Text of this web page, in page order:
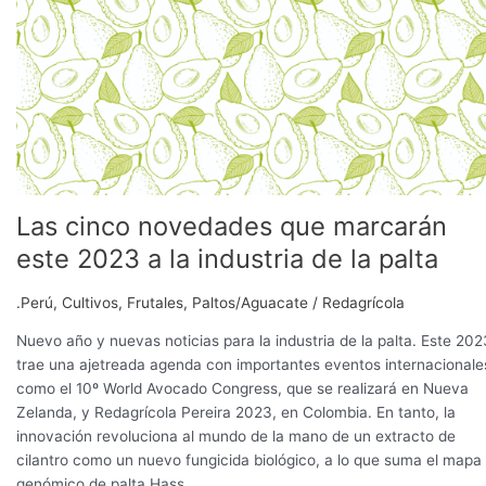
Las cinco novedades que marcarán
este 2023 a la industria de la palta
.Perú, Cultivos, Frutales, Paltos/Aguacate / Redagrícola
Nuevo año y nuevas noticias para la industria de la palta. Este
trae una ajetreada agenda con importantes eventos
como el 10º World Avocado Congress, que se realizará en Nueva
Zelanda, y Redagrícola Pereira 2023, en Colombia. En tanto, la
innovación revoluciona al mundo de la mano de un extracto de
cilantro como un nuevo fungicida biológico, a lo que suma el mapa
novedades
que
marcarán
este
2023
a
la
industria
palta